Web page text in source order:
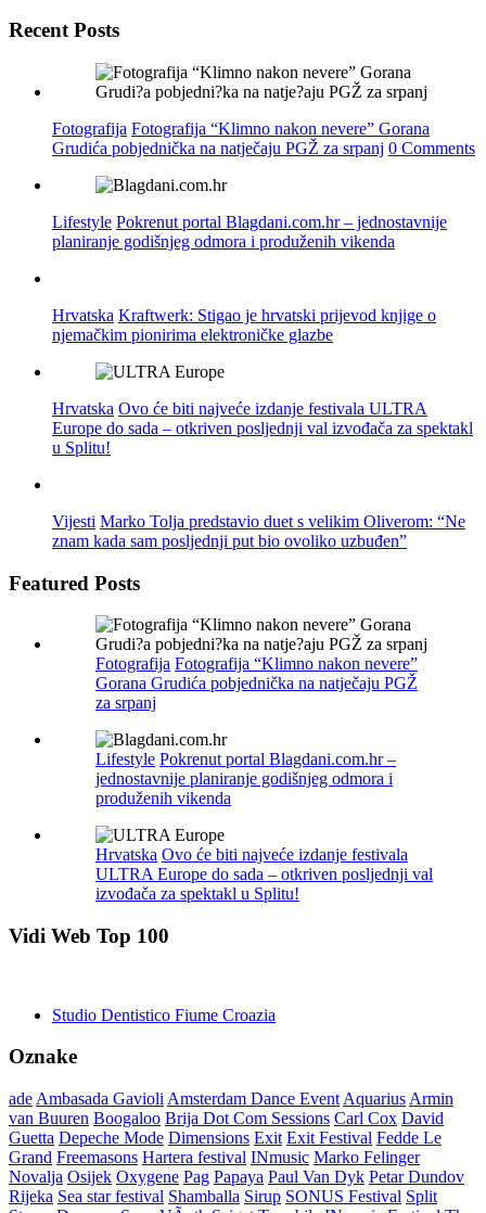
Recent Posts
Fotografija Fotografija “Klimno nakon nevere” Gorana
Grudića pobjednička na natječaju PGŽ za srpanj 0 Comments
Lifestyle Pokrenut portal Blagdani.com.hr – jednostavnije
planiranje godišnjeg odmora i produženih vikenda
Hrvatska Kraftwerk: Stigao je hrvatski prijevod knjige o
njemačkim pionirima elektroničke glazbe
Hrvatska Ovo će biti najveće izdanje festivala ULTRA
Europe do sada – otkriven posljednji val izvođača za spektakl
u Splitu!
Vijesti Marko Tolja predstavio duet s velikim Oliverom: “Ne
znam kada sam posljednji put bio ovoliko uzbuđen”
Featured Posts
Fotografija Fotografija “Klimno nakon nevere”
Gorana Grudića pobjednička na natječaju PGŽ
za srpanj
Lifestyle Pokrenut portal Blagdani.com.hr –
jednostavnije planiranje godišnjeg odmora i
produženih vikenda
Hrvatska Ovo će biti najveće izdanje festivala
ULTRA Europe do sada – otkriven posljednji val
izvođača za spektakl u Splitu!
Vidi Web Top 100
Studio Dentistico Fiume Croazia
Oznake
ade Ambasada Gavioli Amsterdam Dance Event Aquarius Armin
van Buuren Boogaloo Brija Dot Com Sessions Carl Cox David
Guetta Depeche Mode Dimensions Exit Exit Festival Fedde Le
Grand Freemasons Hartera festival INmusic Marko Felinger
Novalja Osijek Oxygene Pag Papaya Paul Van Dyk Petar Dundov
Rijeka Sea star festival Shamballa Sirup SONUS Festival Split